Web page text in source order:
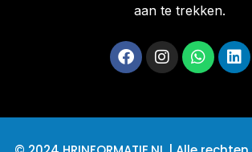
aan te trekken.